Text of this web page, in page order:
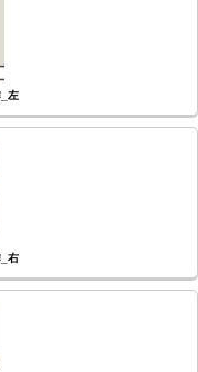
左
右